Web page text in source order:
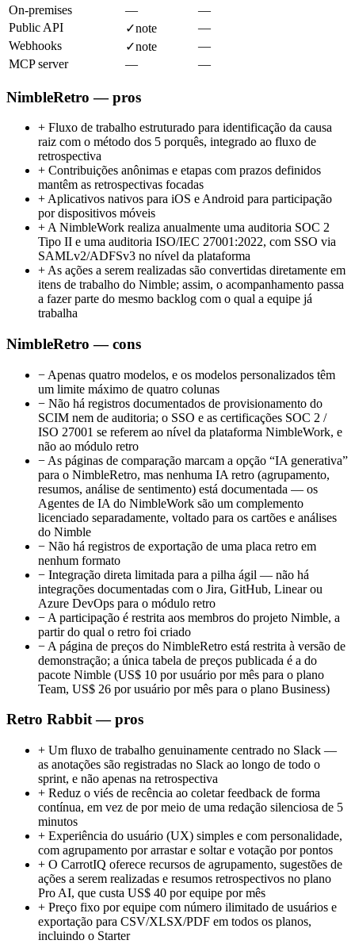
On-premises
—
—
Public API
✓note
—
Webhooks
✓note
—
MCP server
— —
NimbleRetro — pros
+ Fluxo de trabalho estruturado para identificação da causa
raiz com o método dos 5 porquês, integrado ao fluxo de
retrospectiva
+ Contribuições anônimas e etapas com prazos definidos
mantêm as retrospectivas focadas
+ Aplicativos nativos para iOS e Android para participação
por dispositivos móveis
+ A NimbleWork realiza anualmente uma auditoria SOC 2
Tipo II e uma auditoria ISO/IEC 27001:2022, com SSO via
SAMLv2/ADFSv3 no nível da plataforma
+ As ações a serem realizadas são convertidas diretamente em
itens de trabalho do Nimble; assim, o acompanhamento passa
a fazer parte do mesmo backlog com o qual a equipe já
trabalha
NimbleRetro — cons
− Apenas quatro modelos, e os modelos personalizados têm
um limite máximo de quatro colunas
− Não há registros documentados de provisionamento do
SCIM nem de auditoria; o SSO e as certificações SOC 2 /
ISO 27001 se referem ao nível da plataforma NimbleWork, e
não ao módulo retro
− As páginas de comparação marcam a opção “IA generativa”
para o NimbleRetro, mas nenhuma IA retro (agrupamento,
resumos, análise de sentimento) está documentada — os
Agentes de IA do NimbleWork são um complemento
licenciado separadamente, voltado para os cartões e análises
do Nimble
− Não há registros de exportação de uma placa retro em
nenhum formato
− Integração direta limitada para a pilha ágil — não há
integrações documentadas com o Jira, GitHub, Linear ou
Azure DevOps para o módulo retro
− A participação é restrita aos membros do projeto Nimble, a
partir do qual o retro foi criado
− A página de preços do NimbleRetro está restrita à versão de
demonstração; a única tabela de preços publicada é a do
pacote Nimble (US$ 10 por usuário por mês para o plano
Team, US$ 26 por usuário por mês para o plano Business)
Retro Rabbit — pros
+ Um fluxo de trabalho genuinamente centrado no Slack —
as anotações são registradas no Slack ao longo de todo o
sprint, e não apenas na retrospectiva
+ Reduz o viés de recência ao coletar feedback de forma
contínua, em vez de por meio de uma redação silenciosa de 5
minutos
+ Experiência do usuário (UX) simples e com personalidade,
com agrupamento por arrastar e soltar e votação por pontos
+ O CarrotIQ oferece recursos de agrupamento, sugestões de
ações a serem realizadas e resumos retrospectivos no plano
Pro AI, que custa US$ 40 por equipe por mês
+ Preço fixo por equipe com número ilimitado de usuários e
exportação para CSV/XLSX/PDF em todos os planos,
incluindo o Starter